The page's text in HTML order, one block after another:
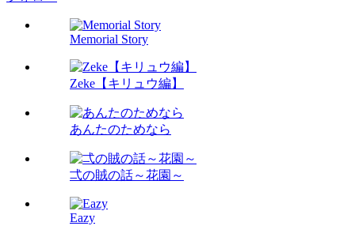
Memorial Story
Zeke【キリュウ編】
あんたのためなら
弌の賊の話～花園～
Eazy